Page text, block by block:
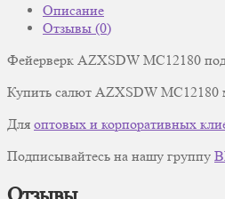
Описание
Отзывы (0)
Фейерверк AZXSDW MC12180
Купить салют AZXSDW MC12180
Для оптовых и корпоративных
Подписывайтесь на нашу группу